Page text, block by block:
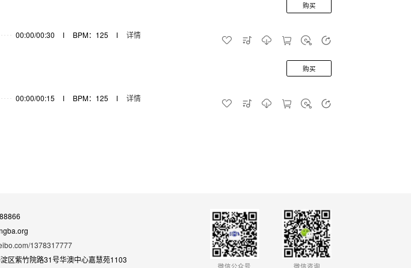
00:00/00:30 I BPM：125 I 详情
购买
00:00/00:15 I BPM：125 I 详情
购买
1378317777
区紫竹院路31号华澳中心嘉慧苑1103
微信公众号 微信咨询